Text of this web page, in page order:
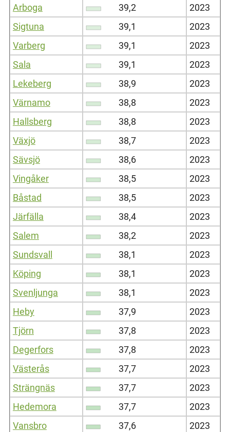
Arboga
39,2
2023
Sigtuna
39,1
2023
Varberg
39,1
2023
Sala
39,1
2023
Lekeberg
38,9
2023
Värnamo
38,8
2023
Hallsberg
38,8
2023
Växjö
38,7
2023
Sävsjö
38,6
2023
Vingåker
38,5
2023
Båstad
38,5
2023
Järfälla
38,4
2023
Salem
38,2
2023
Sundsvall
38,1
2023
Köping
38,1
2023
Svenljunga
38,1
2023
Heby
37,9
2023
Tjörn
37,8
2023
Degerfors
37,8
2023
Västerås
37,7
2023
Strängnäs
37,7
2023
Hedemora
37,7
2023
Vansbro
37,6
2023